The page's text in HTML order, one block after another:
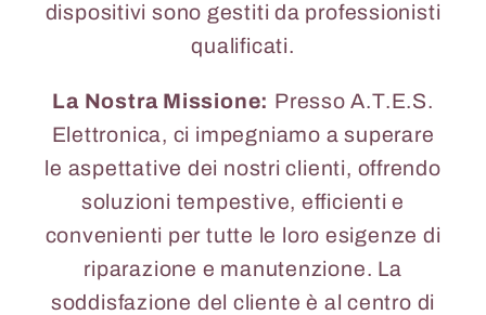
dispositivi sono gestiti da professionisti
qualificati.
La Nostra Missione: Presso A.T.E.S.
Elettronica, ci impegniamo a superare
le aspettative dei nostri clienti, offrendo
soluzioni tempestive, efficienti e
convenienti per tutte le loro esigenze di
riparazione e manutenzione. La
soddisfazione del cliente è al centro di